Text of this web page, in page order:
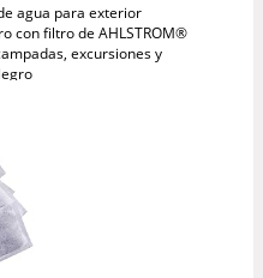
agua para exterior
con filtro de AHLSTROM®
excursiones y